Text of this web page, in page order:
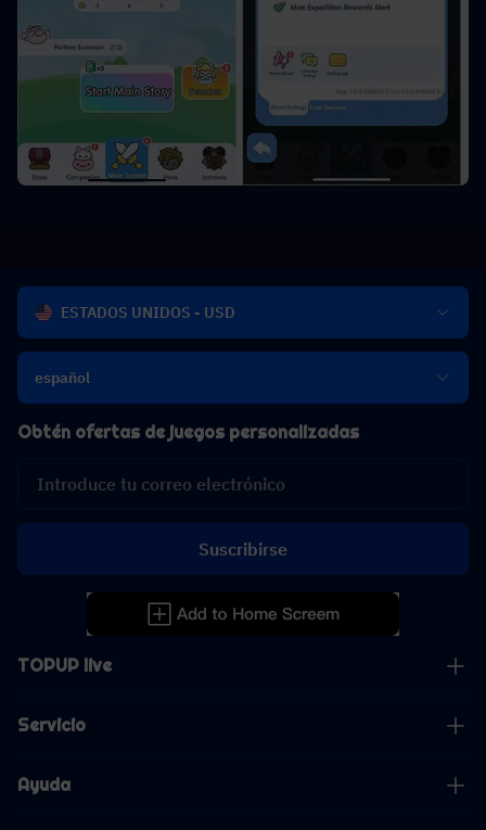
ESTADOS UNIDOS - USD
español
TOPUP live
Servicio
Ayuda
Obtén ofertas de juegos personalizadas
Suscribirse